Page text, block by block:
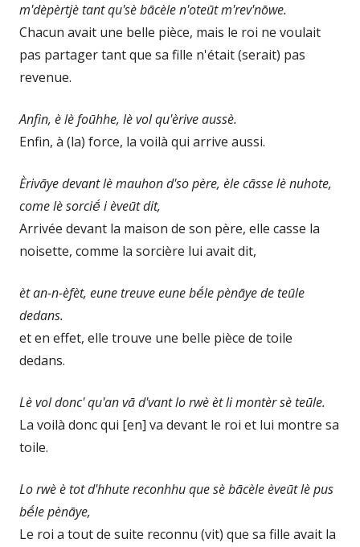
m'dèpèrtjè tant qu'sè bācèle n'oteūt m'rev'nōwe.
Chacun avait une belle pièce, mais le roi ne voulait
pas partager tant que sa fille n'était (serait) pas
revenue.
Anfin, è lè foūhhe, lè vol qu'èrive aussè.
Enfin, à (la) force, la voilà qui arrive aussi.
Èrivāye devant lè mauhon d'so père, èle cāsse lè nuhote,
come lè sorciḗ i èveūt dit,
Arrivée devant la maison de son père, elle casse la
noisette, comme la sorcière lui avait dit,
èt an-n-èfèt, eune treuve eune bḗle pènāye de teūle
dedans.
et en effet, elle trouve une belle pièce de toile
dedans.
Lè vol donc' qu'an vā d'vant lo rwè èt li montèr sè teūle.
La voilà donc qui [en] va devant le roi et lui montre sa
toile.
Lo rwè è tot d'hhute reconhhu que sè bācèle èveūt lè pus
bḗle pènāye,
Le roi a tout de suite reconnu (vit) que sa fille avait la